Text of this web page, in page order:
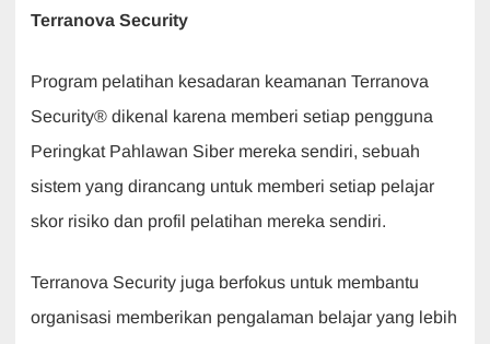
Terranova Security
Program pelatihan kesadaran keamanan Terranova
Security® dikenal karena memberi setiap pengguna
Peringkat Pahlawan Siber mereka sendiri, sebuah
sistem yang dirancang untuk memberi setiap pelajar
skor risiko dan profil pelatihan mereka sendiri.
Terranova Security juga berfokus untuk membantu
organisasi memberikan pengalaman belajar yang lebih